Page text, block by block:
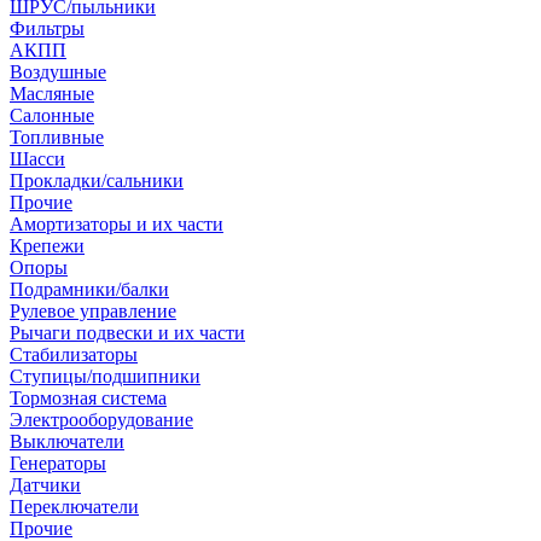
ШРУС/пыльники
Фильтры
АКПП
Воздушные
Масляные
Салонные
Топливные
Шасси
Прокладки/сальники
Прочие
Амортизаторы и их части
Крепежи
Опоры
Подрамники/балки
Рулевое управление
Рычаги подвески и их части
Стабилизаторы
Ступицы/подшипники
Тормозная система
Электрооборудование
Выключатели
Генераторы
Датчики
Переключатели
Прочие